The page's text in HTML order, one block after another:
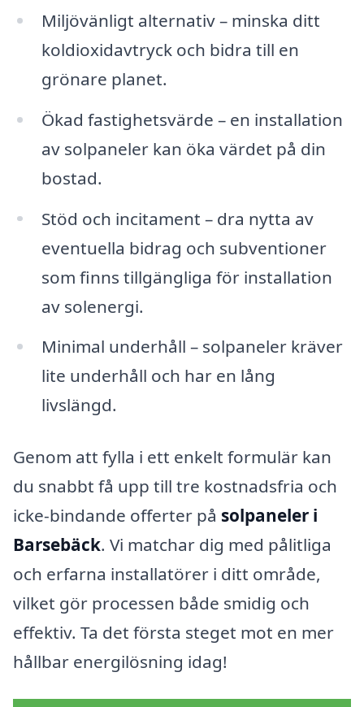
Miljövänligt alternativ – minska ditt
koldioxidavtryck och bidra till en
grönare planet.
Ökad fastighetsvärde – en installation
av solpaneler kan öka värdet på din
bostad.
Stöd och incitament – dra nytta av
eventuella bidrag och subventioner
som finns tillgängliga för installation
av solenergi.
Minimal underhåll – solpaneler kräver
lite underhåll och har en lång
livslängd.
Genom att fylla i ett enkelt formulär kan
du snabbt få upp till tre kostnadsfria och
icke-bindande offerter på solpaneler i
Barsebäck. Vi matchar dig med pålitliga
och erfarna installatörer i ditt område,
vilket gör processen både smidig och
effektiv. Ta det första steget mot en mer
hållbar energilösning idag!